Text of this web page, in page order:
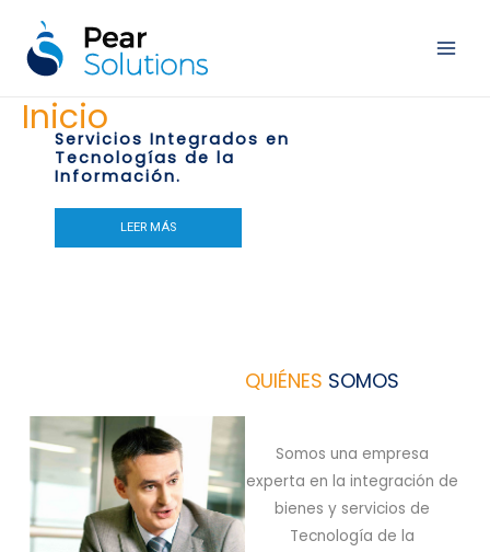
contenido
Inicio
Servicios Integrados en
Tecnologías de la
Información.
LEER MÁS
QUIÉNES SOMOS
Somos una empresa
experta en la integración de
bienes y servicios de
Tecnología de la